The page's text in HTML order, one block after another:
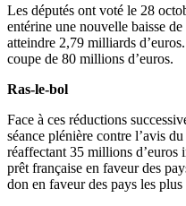
Les députés ont voté le 28
entérine une nouvelle baisse
atteindre 2,79 milliards
coupe de 80 millions d’euros.
Ras-le-bol
Face à ces réductions
séance plénière contre l’avis
réaffectant 35 millions d’euros
prêt française en faveur des
don en faveur des pays les plus